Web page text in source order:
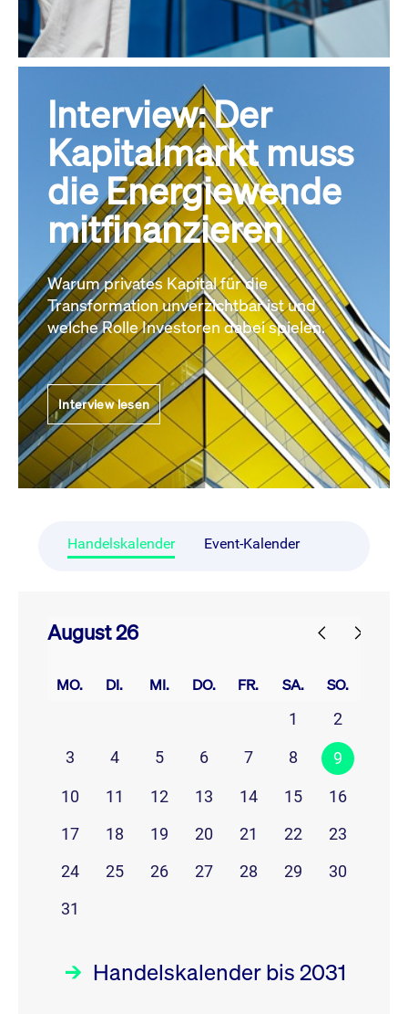
Interview: Der
Kapitalmarkt muss
die Energiewende
mitfinanzieren
Warum privates Kapital für die
Transformation unverzichtbar ist und
welche Rolle Investoren dabei spielen.
Interview lesen
Handelskalender Event-Kalender
August 26
MO. DI. MI. DO. FR. SA. SO.
1
2
3
4 5 6 7 8 9
10 11 12 13 14 15
16
17
18 19 20 21 22
23
24
25 26 27 28 29
30
31
Handelskalender bis 2031